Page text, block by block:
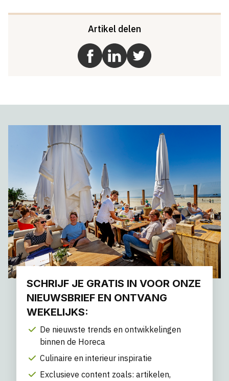
Artikel delen
SCHRIJF JE GRATIS IN VOOR ONZE
NIEUWSBRIEF EN ONTVANG
WEKELIJKS:
De nieuwste trends en ontwikkelingen
binnen de Horeca
Culinaire en interieur inspiratie
Exclusieve content zoals: artikelen,